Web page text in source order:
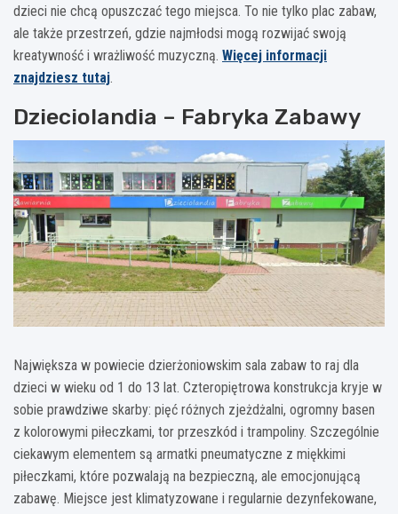
dzieci nie chcą opuszczać tego miejsca. To nie tylko plac zabaw,
ale także przestrzeń, gdzie najmłodsi mogą rozwijać swoją
kreatywność i wrażliwość muzyczną. Więcej informacji
znajdziesz tutaj.
Dzieciolandia – Fabryka Zabawy
Największa w powiecie dzierżoniowskim sala zabaw to raj dla
dzieci w wieku od 1 do 13 lat. Czteropiętrowa konstrukcja kryje w
sobie prawdziwe skarby: pięć różnych zjeżdżalni, ogromny basen
z kolorowymi piłeczkami, tor przeszkód i trampoliny. Szczególnie
ciekawym elementem są armatki pneumatyczne z miękkimi
piłeczkami, które pozwalają na bezpieczną, ale emocjonującą
zabawę. Miejsce jest klimatyzowane i regularnie dezynfekowane,